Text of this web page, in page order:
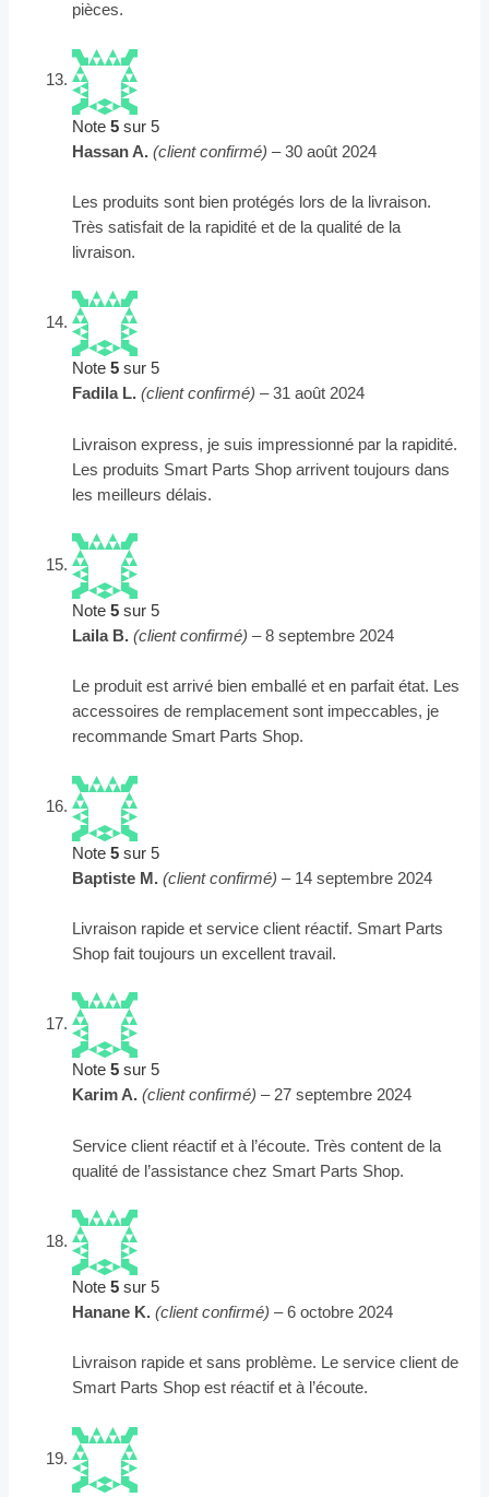
pièces.
Note5 sur 5
Hassan A.(client confirmé) – 30 août 2024
Les produits sont bien protégés lors de la livraison.
Très satisfait de la rapidité et de la qualité de la
livraison.
Note5 sur 5
Fadila L.(client confirmé) – 31 août 2024
Livraison express, je suis impressionné par la rapidité.
Les produits Smart Parts Shop arrivent toujours dans
les meilleurs délais.
Note5 sur 5
Laila B.(client confirmé) – 8 septembre 2024
Le produit est arrivé bien emballé et en parfait état. Les
accessoires de remplacement sont impeccables, je
recommande Smart Parts Shop.
Note5 sur 5
Baptiste M.(client confirmé) – 14 septembre 2024
Livraison rapide et service client réactif. Smart Parts
Shop fait toujours un excellent travail.
Note5 sur 5
Karim A.(client confirmé) – 27 septembre 2024
Service client réactif et à l’écoute. Très content de la
qualité de l’assistance chez Smart Parts Shop.
Note5 sur 5
Hanane K.(client confirmé) – 6 octobre 2024
Livraison rapide et sans problème. Le service client de
Smart Parts Shop est réactif et à l’écoute.